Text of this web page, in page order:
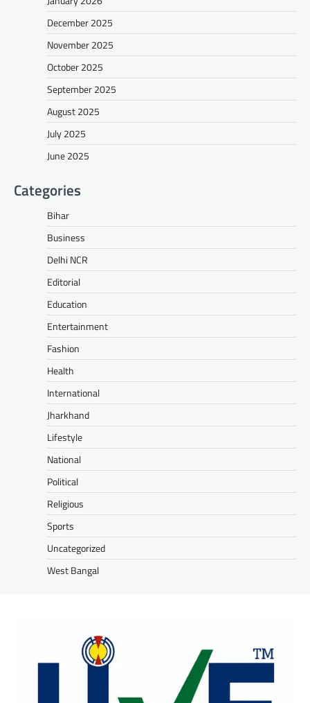
December 2025
November 2025
October 2025
September 2025
August 2025
July 2025
June 2025
Categories
Bihar
Business
Delhi NCR
Editorial
Education
Entertainment
Fashion
Health
International
Jharkhand
Lifestyle
National
Political
Religious
Sports
Uncategorized
West Bangal